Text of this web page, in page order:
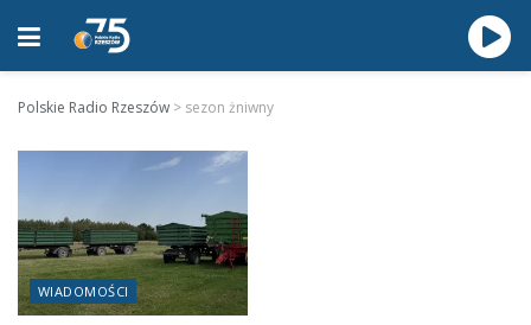
Polskie Radio Rzeszów > sezon żniwny
WIADOMOŚCI